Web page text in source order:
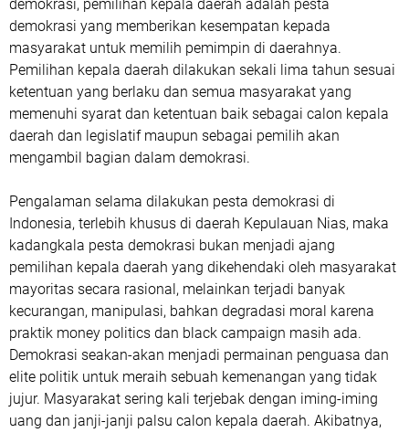
demokrasi, pemilihan kepala daerah adalah pesta
demokrasi yang memberikan kesempatan kepada
masyarakat untuk memilih pemimpin di daerahnya.
Pemilihan kepala daerah dilakukan sekali lima tahun sesuai
ketentuan yang berlaku dan semua masyarakat yang
memenuhi syarat dan ketentuan baik sebagai calon kepala
daerah dan legislatif maupun sebagai pemilih akan
mengambil bagian dalam demokrasi.
Pengalaman selama dilakukan pesta demokrasi di
Indonesia, terlebih khusus di daerah Kepulauan Nias, maka
kadangkala pesta demokrasi bukan menjadi ajang
pemilihan kepala daerah yang dikehendaki oleh masyarakat
mayoritas secara rasional, melainkan terjadi banyak
kecurangan, manipulasi, bahkan degradasi moral karena
praktik money politics dan black campaign masih ada.
Demokrasi seakan-akan menjadi permainan penguasa dan
elite politik untuk meraih sebuah kemenangan yang tidak
jujur. Masyarakat sering kali terjebak dengan iming-iming
uang dan janji-janji palsu calon kepala daerah. Akibatnya,